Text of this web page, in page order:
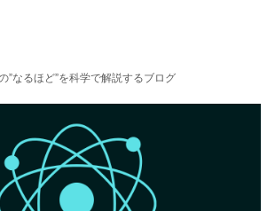
”なるほど”を科学で解説するブログ